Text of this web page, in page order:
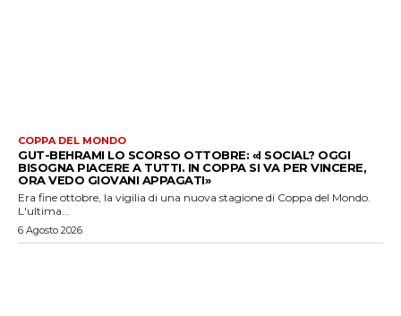
COPPA DEL MONDO
GUT-BEHRAMI LO SCORSO OTTOBRE: «I SOCIAL? OGGI
BISOGNA PIACERE A TUTTI. IN COPPA SI VA PER VINCERE,
ORA VEDO GIOVANI APPAGATI»
Era fine ottobre, la vigilia di una nuova stagione di Coppa del Mondo.
L'ultima...
6 Agosto 2026